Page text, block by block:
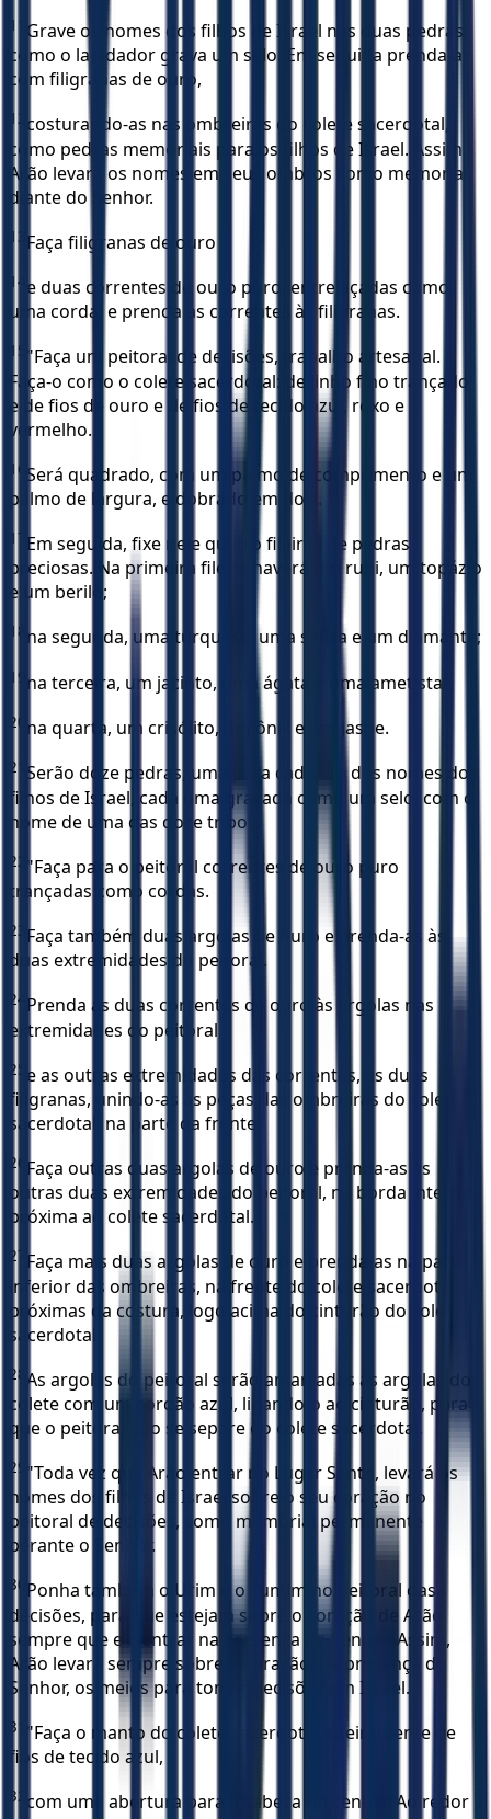
11
Grave os nomes dos filhos de Israel nas duas pedras
como o lapidador grava um selo. Em seguida prenda-as
com filigranas de ouro,
12 costurando-as nas ombreiras do colete sacerdotal,
como pedras memoriais para os filhos de Israel. Assim
Arão levará os nomes em seus ombros como memorial
diante do Senhor.
13 Faça filigranas de ouro
14 e duas correntes de ouro puro, entrelaçadas como
uma corda; e prenda as correntes às filigranas.
15 "Faça um peitoral de decisões, trabalho artesanal.
Faça-o como o colete sacerdotal: de linho fino trançado
e de fios de ouro e de fios de tecido azul, roxo e
vermelho.
16 Será quadrado, com um palmo de comprimento e um
palmo de largura, e dobrado em dois.
17 Em seguida, fixe nele quatro fileiras de pedras
preciosas. Na primeira fileira haverá um rubi, um topázio
e um berilo;
18 na segunda, uma turquesa, uma safira e um diamante;
19 na terceira, um jacinto, uma ágata e uma ametista;
20 na quarta, um crisólito, um ônix e um jaspe.
21
Serão doze pedras, uma para cada um dos nomes dos
filhos de Israel, cada uma gravada como um selo, com o
nome de uma das doze tribos.
22 "Faça para o peitoral correntes de ouro puro
trançadas como cordas.
23 Faça também duas argolas de ouro e prenda-as às
duas extremidades do peitoral.
24 Prenda as duas correntes de ouro às argolas nas
extremidades do peitoral,
25 e as outras extremidades das correntes, às duas
filigranas, unindo-as às peças das ombreiras do colete
sacerdotal, na parte da frente.
26 Faça outras duas argolas de ouro e prenda-as às
outras duas extremidades do peitoral, na borda interna,
próxima ao colete sacerdotal.
27 Faça mais duas argolas de ouro e prenda-as na parte
inferior das ombreiras, na frente do colete sacerdotal,
próximas da costura, logo acima do cinturão do colete
sacerdotal.
28 As argolas do peitoral serão amarradas às argolas do
colete com um cordão azul, ligando-o ao cinturão, para
que o peitoral não se separe do colete sacerdotal.
29 "Toda vez que Arão entrar no Lugar Santo, levará os
nomes dos filhos de Israel sobre o seu coração no
peitoral de decisões, como memorial permanente
perante o Senhor.
30 Ponha também o Urim e o Tumim no peitoral das
decisões, para que estejam sobre o coração de Arão
sempre que ele entrar na presença do Senhor. Assim,
Arão levará sempre sobre o coração, na presença do
Senhor, os meios para tomar decisões em Israel. "
31
"Faça o manto do colete sacerdotal inteiramente de
fios de tecido azul,
32 com uma abertura para a cabeça no centro. Ao redor